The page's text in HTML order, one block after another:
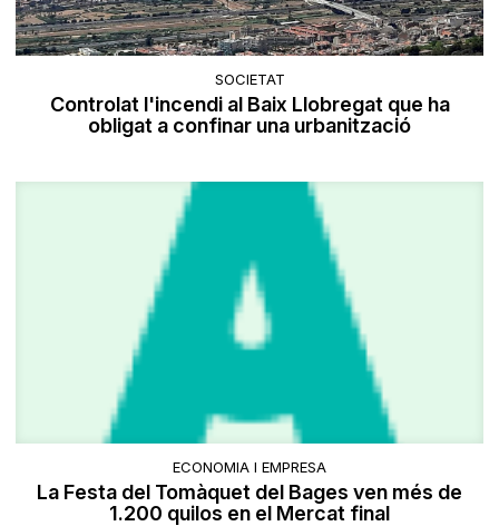
SOCIETAT
Controlat l'incendi al Baix Llobregat que ha
obligat a confinar una urbanització
ECONOMIA I EMPRESA
La Festa del Tomàquet del Bages ven més de
1.200 quilos en el Mercat final